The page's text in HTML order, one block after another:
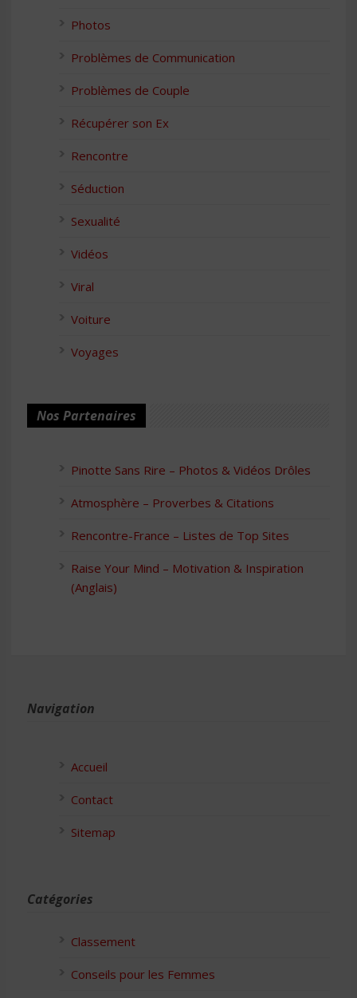
Photos
Problèmes de Communication
Problèmes de Couple
Récupérer son Ex
Rencontre
Séduction
Sexualité
Vidéos
Viral
Voiture
Voyages
Nos Partenaires
Pinotte Sans Rire – Photos & Vidéos Drôles
Atmosphère – Proverbes & Citations
Rencontre-France – Listes de Top Sites
Raise Your Mind – Motivation & Inspiration
(Anglais)
Navigation
Accueil
Contact
Sitemap
Catégories
Classement
Conseils pour les Femmes